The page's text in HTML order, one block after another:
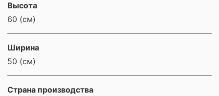
Высота
60 (см)
Ширина
50 (см)
Страна производства